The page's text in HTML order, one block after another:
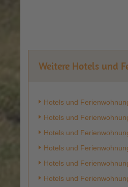
Weitere Hotels und
Hotels und
Hotels und
Hotels und
Hotels und
Hotels und
Hotels und